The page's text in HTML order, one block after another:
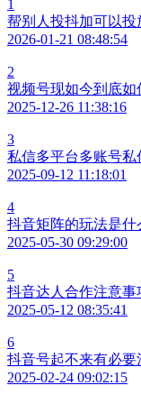
1
帮别人投抖加可以投
2026-01-21 08:48:54
2
视频号现如今到底如
2025-12-26 11:38:16
3
私信多平台多账号私
2025-09-12 11:18:01
4
抖音矩阵的玩法是什
2025-05-30 09:29:00
5
抖音达人合作注意事
2025-05-12 08:35:41
6
抖音号起不来有必要
2025-02-24 09:02:15